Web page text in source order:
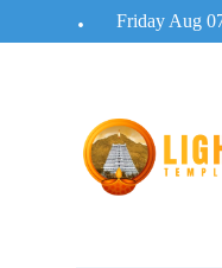
to
Friday Aug